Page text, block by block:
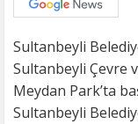
Sultanbeyli
Sultanbeyli Çevre
Meydan Park’ta
Sultanbeyli